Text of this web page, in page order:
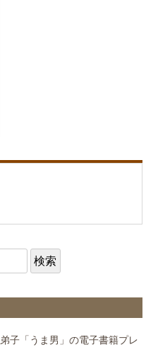
子「うま男」の電子書籍プレ